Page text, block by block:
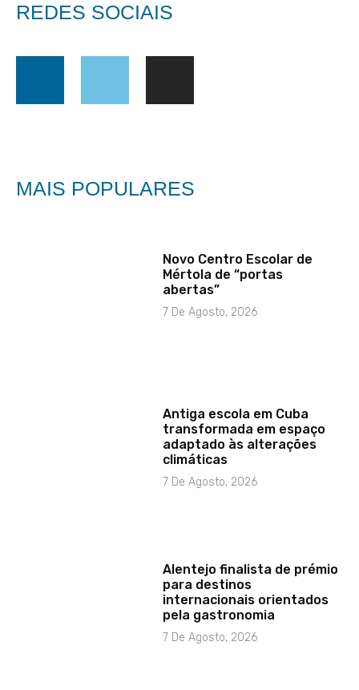
REDES SOCIAIS
MAIS POPULARES
Novo Centro Escolar de
Mértola de “portas
abertas”
7 De Agosto, 2026
Antiga escola em Cuba
transformada em espaço
adaptado às alterações
climáticas
7 De Agosto, 2026
Alentejo finalista de prémio
para destinos
internacionais orientados
pela gastronomia
7 De Agosto, 2026